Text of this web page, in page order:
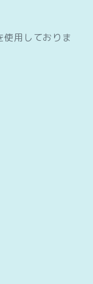
用しておりま